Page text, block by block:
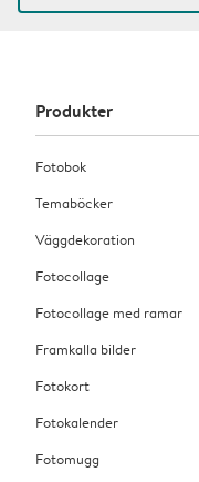
Produkter
Fotobok
Temaböcker
Väggdekoration
Fotocollage
Fotocollage med ramar
Framkalla bilder
Fotokort
Fotokalender
Fotomugg